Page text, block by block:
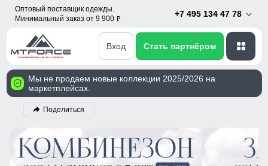
Оптовый поставщик одежды.
Минимальный заказ от 9 900 p
+7 495 134 47 78
Вход Стать партнёром
Мы не продаем новые коллекции 2025/2026 на
маркетплейсах.
Поделиться